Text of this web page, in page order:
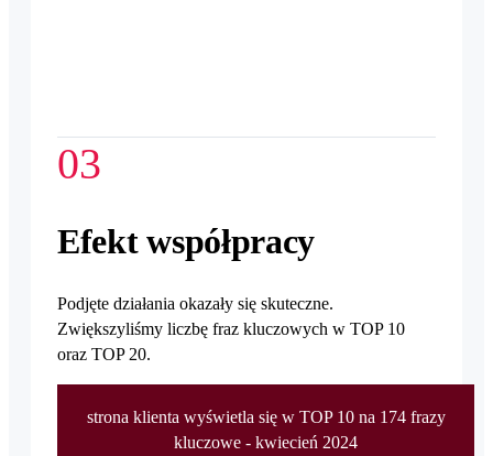
03
Efekt współpracy
Podjęte działania okazały się skuteczne.
Zwiększyliśmy liczbę fraz kluczowych w TOP 10
oraz TOP 20.
strona klienta wyświetla się w TOP 10 na 174 frazy
kluczowe - kwiecień 2024